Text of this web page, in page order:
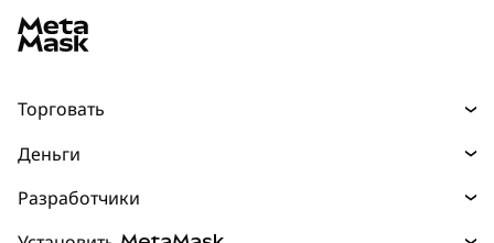
Торговать
Прогнозы
Деньги
Разработчики